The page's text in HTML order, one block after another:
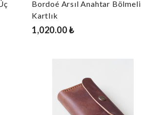
Bordoé Arsıl Anahtar Bölmeli
Kartlık
1,020.00 ₺